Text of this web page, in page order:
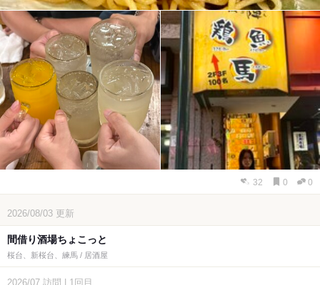
32 0 0
2026/08/03 更新
間借り酒場ちょこっと
桜台、新桜台、練馬 / 居酒屋
2026/07 訪問 1回目